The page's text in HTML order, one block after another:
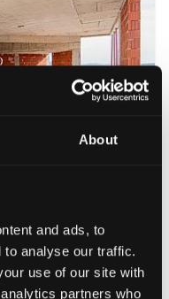
About
and ads, to
to analyse our traffic.
use of our site with
partners who